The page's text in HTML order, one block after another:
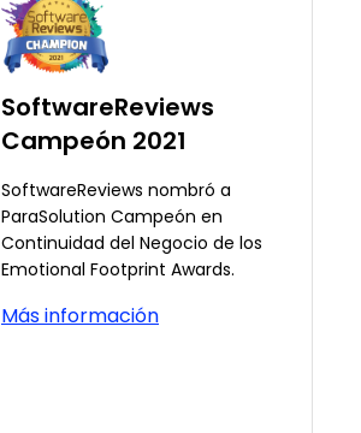
SoftwareReviews
Campeón 2021
SoftwareReviews nombró a
ParaSolution Campeón en
Continuidad del Negocio de los
Emotional Footprint Awards.
Más información